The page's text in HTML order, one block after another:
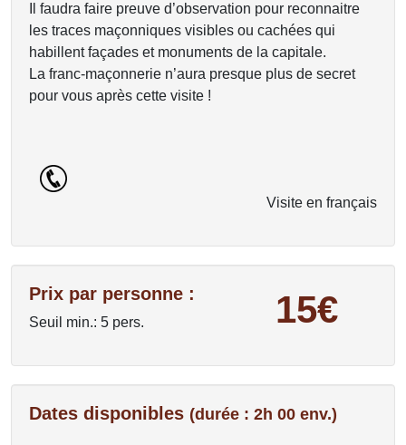
Il faudra faire preuve d’observation pour reconnaitre
les traces maçonniques visibles ou cachées qui
habillent façades et monuments de la capitale.
La franc-maçonnerie n’aura presque plus de secret
pour vous après cette visite !
Visite en français
Prix par personne :
Seuil min.: 5 pers. 15€
Dates disponibles (durée : 2h 00 env.)